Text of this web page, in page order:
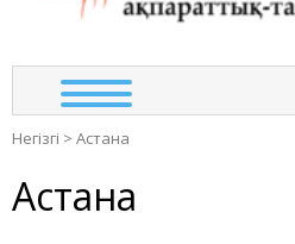
Негізгі > Астана
Астана